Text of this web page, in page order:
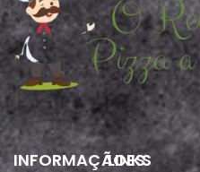
INFORMAÇÃOES
LINKS